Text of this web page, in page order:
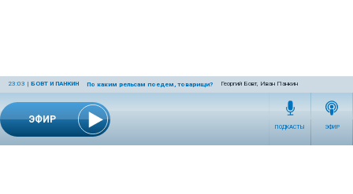
ЭФИР
23:03 | БОВТ И ПАНКИН По каким рельсам поедем, товарищи? Георгий Бовт, Иван Панкин
ПОДКАСТЫ ЭФИР